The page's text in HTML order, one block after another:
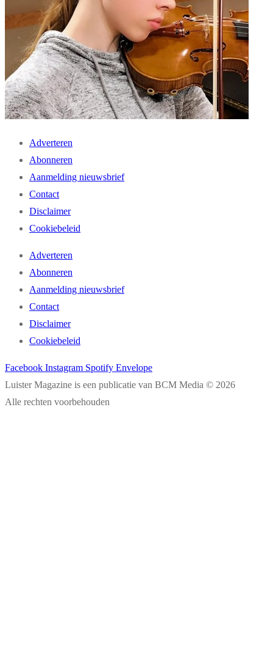
Adverteren
Abonneren
Aanmelding nieuwsbrief
Contact
Disclaimer
Cookiebeleid
Adverteren
Abonneren
Aanmelding nieuwsbrief
Contact
Disclaimer
Cookiebeleid
Facebook Instagram Spotify Envelope
Luister Magazine is een publicatie van BCM Media © 2026
Alle rechten voorbehouden